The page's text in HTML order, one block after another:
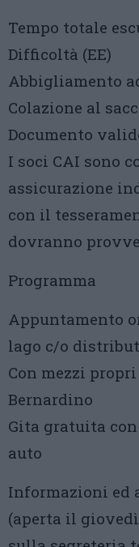
Tempo totale
Difficoltà (EE)
Abbigliamento
Colazione al
Documento
I soci CAI sono
assicurazione
con il
dovranno
Programma
Appuntamento
lago c/o
Con mezzi
Bernardino
Gita gratuita
auto
Informazioni ed
(aperta il